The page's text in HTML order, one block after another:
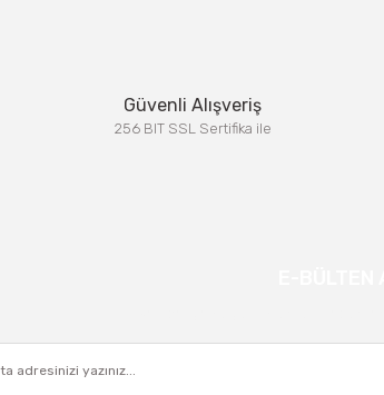
Güvenli Alışveriş
256 BIT SSL Sertifika ile